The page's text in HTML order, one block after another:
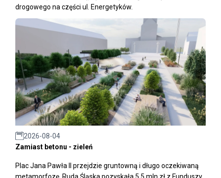
drogowego na części ul. Energetyków.
2026-08-04
Zamiast betonu - zieleń
Plac Jana Pawła II przejdzie gruntowną i długo oczekiwaną